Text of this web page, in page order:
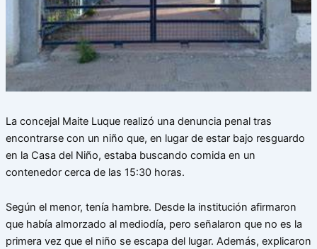
La concejal Maite Luque realizó una denuncia penal tras
encontrarse con un niño que, en lugar de estar bajo resguardo
en la Casa del Niño, estaba buscando comida en un
contenedor cerca de las 15:30 horas.
Según el menor, tenía hambre. Desde la institución afirmaron
que había almorzado al mediodía, pero señalaron que no es la
primera vez que el niño se escapa del lugar. Además, explicaron